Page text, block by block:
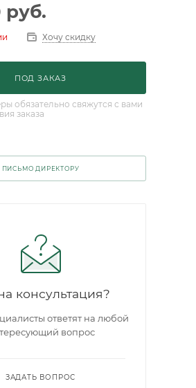
руб.
Хочу скидку
ПОД ЗАКАЗ
обязательно свяжутся с вами
заказа
ПИСЬМО ДИРЕКТОРУ
консультация?
ответят на любой
вопрос
ЗАДАТЬ ВОПРОС